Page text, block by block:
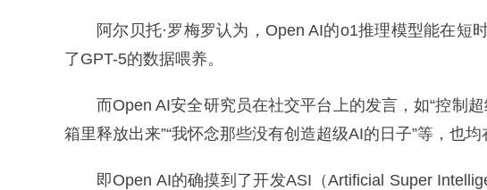
阿尔贝托·罗梅罗认为，Open AI的o1推理模型能在短
了GPT-5的数据喂养。
而Open AI安全研究员在社交平台上的发言，如“控制
箱里释放出来”“我怀念那些没有创造超级AI的日子”等，也
即Open AI的确摸到了开发ASI（Artificial Super